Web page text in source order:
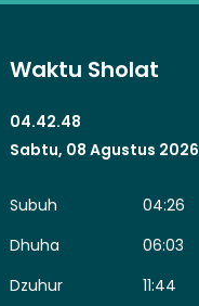
Waktu Sholat
04.42.49
Sabtu, 08 Agustus 2026
Subuh
04:26
Dhuha
06:03
Dzuhur
11:44